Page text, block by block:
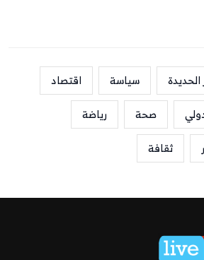
الحديدة سياسة
اقتصاد
صحة
رياضة
ثقافة